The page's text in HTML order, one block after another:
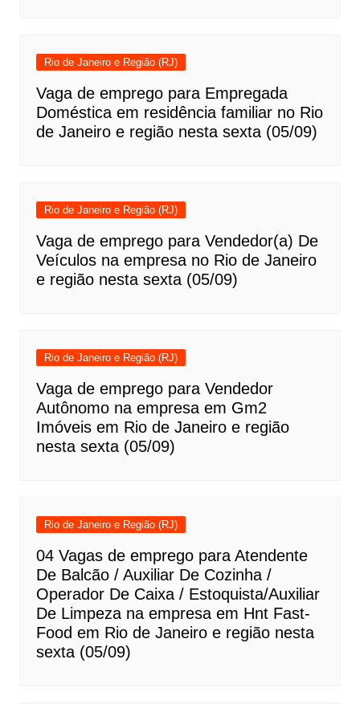
Rio de Janeiro e Região (RJ)
Vaga de emprego para Empregada
Doméstica em residência familiar no Rio
de Janeiro e região nesta sexta (05/09)
Rio de Janeiro e Região (RJ)
Vaga de emprego para Vendedor(a) De
Veículos na empresa no Rio de Janeiro
e região nesta sexta (05/09)
Rio de Janeiro e Região (RJ)
Vaga de emprego para Vendedor
Autônomo na empresa em Gm2
Imóveis em Rio de Janeiro e região
nesta sexta (05/09)
Rio de Janeiro e Região (RJ)
04 Vagas de emprego para Atendente
De Balcão / Auxiliar De Cozinha /
Operador De Caixa / Estoquista/Auxiliar
De Limpeza na empresa em Hnt Fast-
Food em Rio de Janeiro e região nesta
sexta (05/09)